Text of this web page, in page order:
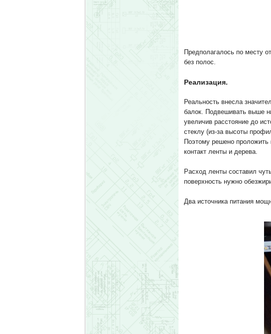
Предполагалось по месту
без полос.
Реализация.
Реальность внесла
балок. Подвешивать выше
увеличив расстояние до
стеклу (из-за высоты
Поэтому решено
контакт ленты и дерева.
Расход ленты составил
поверхность нужно
Два источника питания